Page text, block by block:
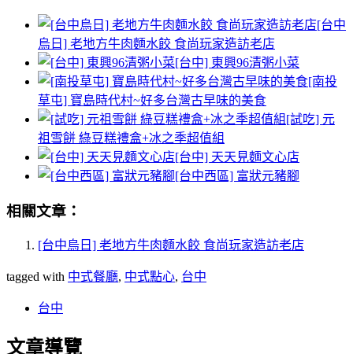
[台中
烏日] 老地方牛肉麵水餃 食尚玩家造訪老店
[台中] 東興96清粥小菜
[南投
草屯] 寶島時代村~好多台灣古早味的美食
[試吃] 元
祖雪餅 綠豆糕禮盒+冰之季超值組
[台中] 天天見麵文心店
[台中西區] 富狀元豬腳
相關文章：
[台中烏日] 老地方牛肉麵水餃 食尚玩家造訪老店
tagged with 中式餐廳, 中式點心, 台中
台中
文章導覽